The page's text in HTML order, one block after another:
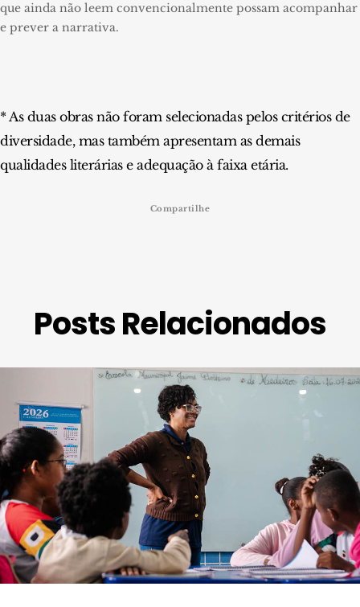
que ainda não leem convencionalmente possam acompanhar
e prever a narrativa.
* As duas obras não foram selecionadas pelos critérios de
diversidade, mas também apresentam as demais
qualidades literárias e adequação à faixa etária.
Compartilhe
Posts Relacionados